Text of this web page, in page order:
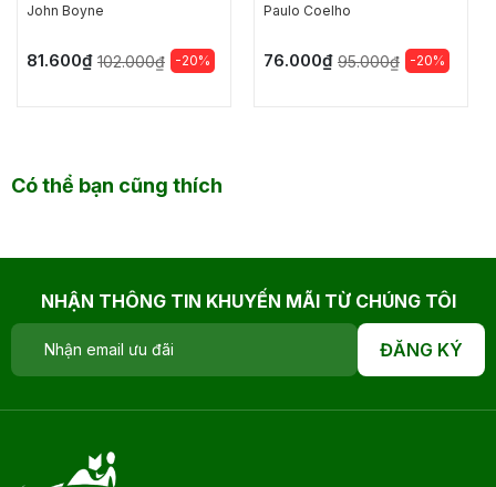
John Boyne
81.600₫ 102.000₫ -20%
Paulo Coelho
76.000₫ 95.000₫ -20%
Có thể bạn cũng thích
NHẬN THÔNG TIN KHUYẾN MÃI TỪ CHÚNG TÔI
ĐĂNG KÝ